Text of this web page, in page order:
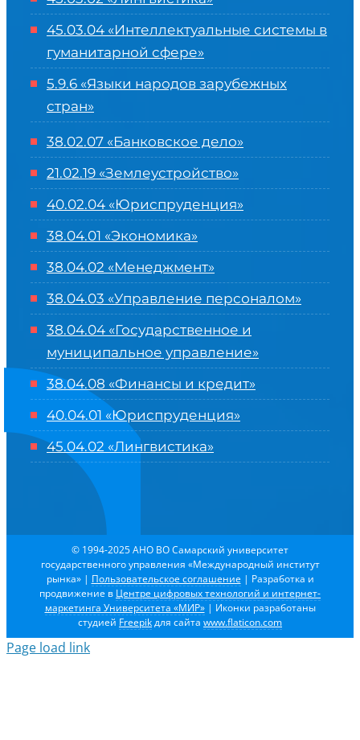
45.03.04 «Интеллектуальные системы в
гуманитарной сфере»
5.9.6 «Языки народов зарубежных
стран»
38.02.07 «Банковское дело»
21.02.19 «Землеустройство»
40.02.04 «Юриспруденция»
38.04.01 «Экономика»
38.04.02 «Менеджмент»
38.04.03 «Управление персоналом»
38.04.04 «Государственное и
муниципальное управление»
38.04.08 «Финансы и кредит»
40.04.01 «Юриспруденция»
45.04.02 «Лингвистика»
© 1994-2025 АНО ВО Самарский университет
государственного управления «Международный институт
рынка» | Пользовательское соглашение | Разработка и
продвижение в Центре цифровых технологий и интернет-
маркетинга Университета «МИР»| Иконки разработаны
студией Freepikдля сайта www.flaticon.com
Page load link